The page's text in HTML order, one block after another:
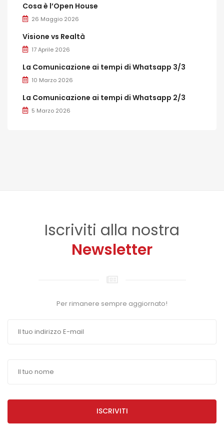
Cosa è l’Open House
26 Maggio 2026
Visione vs Realtà
17 Aprile 2026
La Comunicazione ai tempi di Whatsapp 3/3
10 Marzo 2026
La Comunicazione ai tempi di Whatsapp 2/3
5 Marzo 2026
Iscriviti alla nostra
Newsletter
Per rimanere sempre aggiornato!
ISCRIVITI